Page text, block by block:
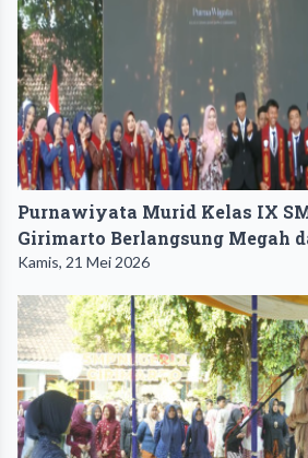
Purnawiyata Murid Kelas IX
Girimarto Berlangsung Megah
Kamis, 21 Mei 2026